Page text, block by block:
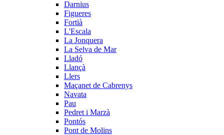
Darnius
Figueres
Fortià
L'Escala
La Jonquera
La Selva de Mar
Lladó
Llançà
Llers
Maçanet de Cabrenys
Navata
Pau
Pedret i Marzà
Pontós
Pont de Molins